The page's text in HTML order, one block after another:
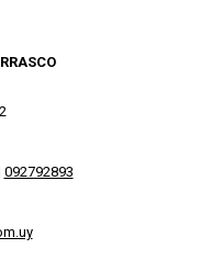
092792893